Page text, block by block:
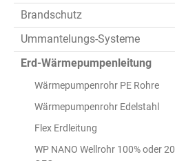
Brandschutz
Ummantelungs-Systeme
Erd-Wärmepumpenleitung
Wärmepumpenrohr PE Rohre
Wärmepumpenrohr Edelstahl
Flex Erdleitung
WP NANO Wellrohr 100% oder